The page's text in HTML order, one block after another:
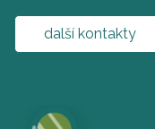
další kontakty